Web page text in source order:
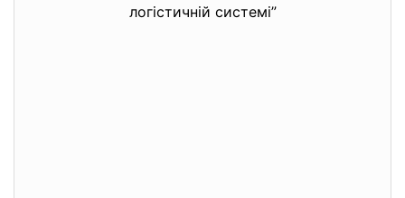
логістичній системі”